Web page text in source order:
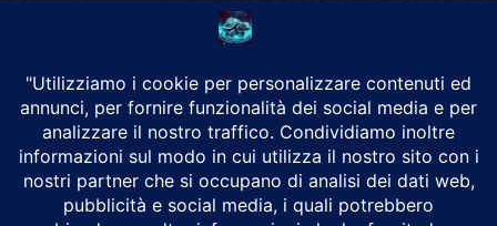
CHI SIAMO
Alground Geopolitica e Cyberwarfare.
Da una idea di Brunilde Trizio
Alground fa parte del Gruppo Trizio